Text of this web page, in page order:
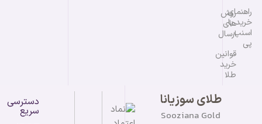
راهنمای
خرید با
اسنپ
پی
روش
های
ارسال
قوانین
خرید
طلا
طلای سوزیانا
Sooziana Gold
دسترسی
سریع